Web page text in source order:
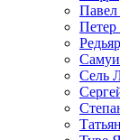
Петер
Сель